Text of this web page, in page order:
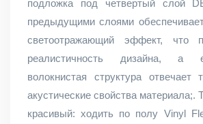
подложка под четвертый слой
предыдущими слоями
светоотражающий эффект, что
реалистичность дизайна, а
волокнистая структура отвечает
акустические свойства материала;.
красивый: ходить по полу Vinyl